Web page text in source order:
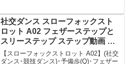
トに登場！お得な情報を受け取るには、
以下のリンクから友だ...
社交ダンス スローフォックスト
ロット A02 フェザーステップと
スリーステップ ステップ動画 競
技ダンス
【スローフォックストロット A02】(社交
ダンス･競技ダンス)･予備歩(Q)･フェザー